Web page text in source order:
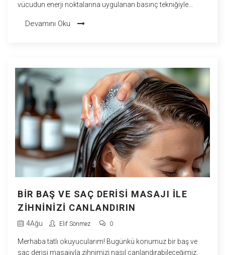
vücudun enerji noktalarına uygulanan basınç tekniğiyle
biraz karmaşık geliyor!" ama merak etmeyin, aslında oldukça
Devamını Oku
BIR BAŞ VE SAÇ DERISI MASAJI ILE
ZIHNINIZI CANLANDIRIN
4Ağu Elif Sönmez 0
Merhaba tatlı okuyucularım! Bugünkü konumuz bir baş ve
saç derisi masajıyla zihnimizi nasıl canlandırabileceğimiz.